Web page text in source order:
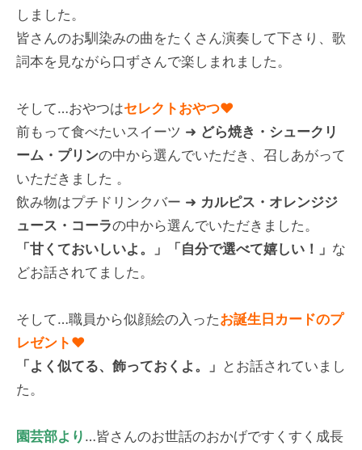
しました。
皆さんのお馴染みの曲をたくさん演奏して下さり、歌
詞本を見ながら口ずさんで楽しまれました。
そして…おやつはセレクトおやつ♥
前もって食べたいスイーツ ➜ どら焼き・シュークリ
ーム・プリンの中から選んでいただき、召しあがって
いただきました 。
飲み物はプチドリンクバー ➜ カルピス・オレンジジ
ュース・コーラの中から選んでいただきました。
「甘くておいしいよ。」「自分で選べて嬉しい！」 な
どお話されてました。
そして…職員から似顔絵の入ったお誕生日カードのプ
レゼント♥
「よく似てる、飾っておくよ。」 とお話されていまし
た。
園芸部より…皆さんのお世話のおかげですくすく成長